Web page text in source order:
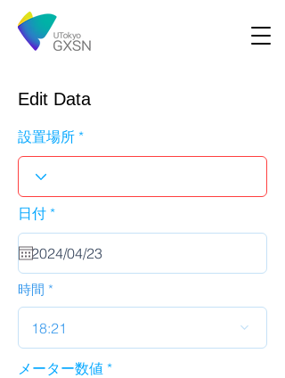
Edit Data
設置場所
日付 *r
u
i
d
時間
18:21
メーター数値